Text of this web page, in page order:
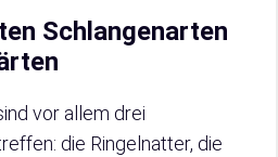
Schlangenarten
vor allem drei
die Ringelnatter, die